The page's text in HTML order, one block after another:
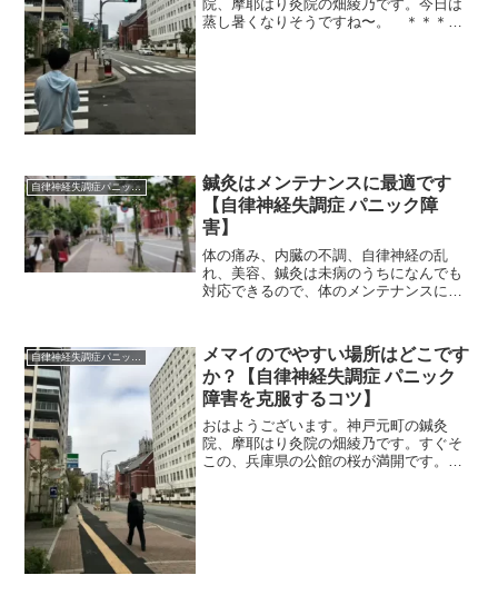
院、摩耶はり灸院の畑綾乃です。今日は
蒸し暑くなりそうですね〜。 ＊＊＊し
自律神経失調症パニック障害
鍼灸はメンテナンスに最適です
【自律神経失調症 パニック障
害】
体の痛み、内臓の不調、自律神経の乱
れ、美容、鍼灸は未病のうちになんでも
対応できるので、体のメンテナンスに最
自律神経失調症パニック障害
メマイのでやすい場所はどこです
か？【自律神経失調症 パニック
障害を克服するコツ】
おはようございます。神戸元町の鍼灸
院、摩耶はり灸院の畑綾乃です。すぐそ
この、兵庫県の公館の桜が満開です。ぜ